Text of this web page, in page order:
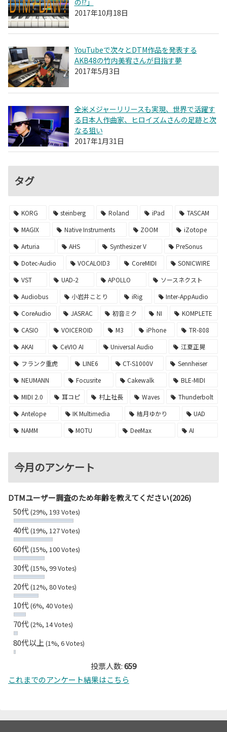
2017年10月18日
YouTubeで次々とDTM作品を発表する
AKB48の竹内美宥さんが目指す夢
2017年5月3日
全米メジャーリリースも実現、世界で活躍す
る日本人作曲家、ヒロイズムさんの足跡と次
なる狙い
2017年1月31日
タグ
KORG steinberg Roland iPad
TASCAM
MAGIX
Native Instruments ZOOM
iZotope
Arturia
AHS Synthesizer V
PreSonus
Dotec-Audio
VOCALOID3 CoreMIDI
SONICWIRE
VST
UAD-2 APOLLO
ソースネクスト
Audiobus
小岩井ことり iRig
Inter-AppAudio
CoreAudio
JASRAC 初音ミク NI
KOMPLETE
CASIO
VOICEROID M3 iPhone
TR-808
AKAI
CeVIO AI Universal Audio
江夏正晃
フランク重虎
LINE6 CT-S1000V
Sennheiser
NEUMANN
Focusrite Cakewalk
BLE-MIDI
MIDI 2.0
耳コピ 村上社長 Waves
Thunderbolt
Antelope
IK Multimedia 結月ゆかり
UAD
NAMM
MOTU DeeMax AI
今月のアンケート
DTMユーザー調査のため年齢を教えてください(2026)
50代(29%, 193 Votes)
40代(19%, 127 Votes)
60代(15%, 100 Votes)
30代(15%, 99 Votes)
20代(12%, 80 Votes)
10代(6%, 40 Votes)
70代(2%, 14 Votes)
80代以上(1%, 6 Votes)
投票人数:659
これまでのアンケート結果はこちら